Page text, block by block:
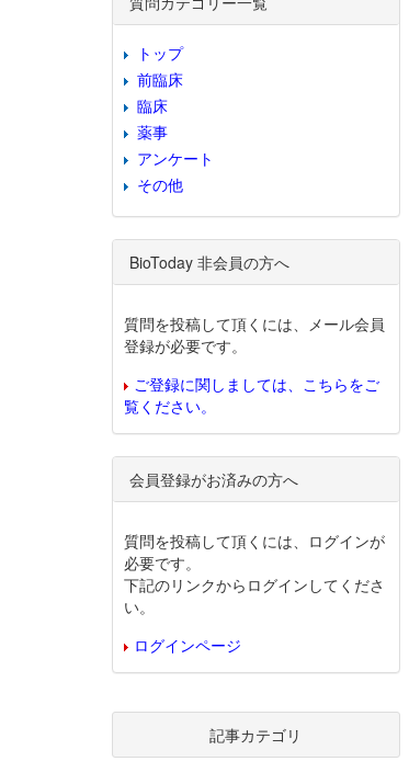
トップ
前臨床
臨床
薬事
アンケート
その他
BioToday 非会員の方へ
質問を投稿して頂くには、メール会員
登録が必要です。
ご登録に関しましては、こちらをご
覧ください。
会員登録がお済みの方へ
質問を投稿して頂くには、ログインが
必要です。
下記のリンクからログインしてくださ
い。
ログインページ
記事カテゴリ